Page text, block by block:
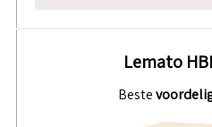
Lemato
Beste